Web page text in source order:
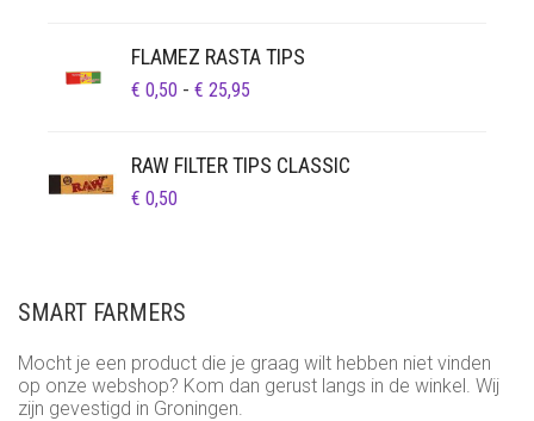
FLAMEZ RASTA TIPS
€ 0,50 - € 25,95
€ 25,95
RAW FILTER TIPS CLASSIC
€ 0,50
SMART FARMERS
Mocht je een product die je graag wilt hebben niet vinden
op onze webshop? Kom dan gerust langs in de winkel. Wij
zijn gevestigd in Groningen.